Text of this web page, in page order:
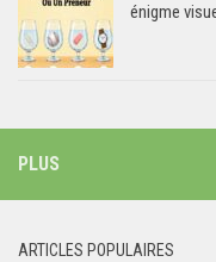
énigme
PLUS
ARTICLES POPULAIRES